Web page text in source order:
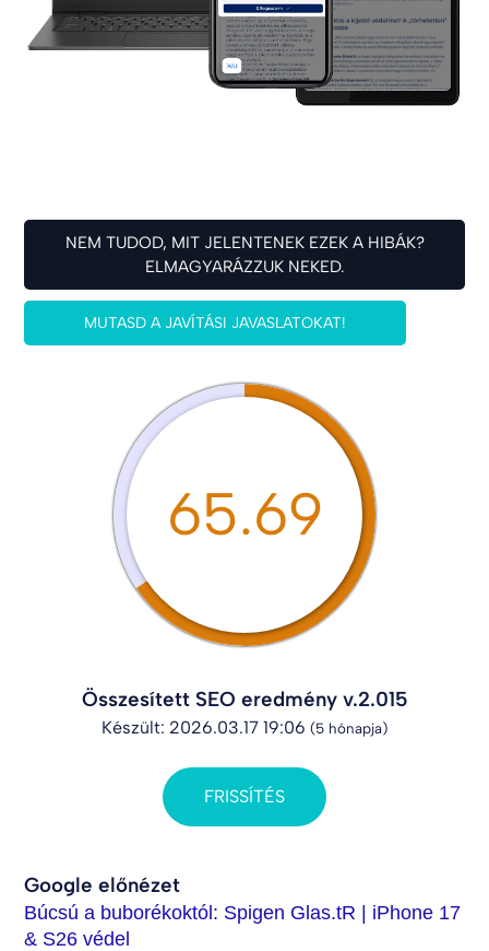
NEM TUDOD, MIT JELENTENEK EZEK A HIBÁK?
ELMAGYARÁZZUK NEKED.
MUTASD A JAVÍTÁSI JAVASLATOKAT!
65.69
Összesített SEO eredmény v.2.015
Készült: 2026.03.17 19:06 (5 hónapja)
FRISSÍTÉS
Google előnézet
Búcsú a buborékoktól: Spigen Glas.tR | iPhone 17
& S26 védel